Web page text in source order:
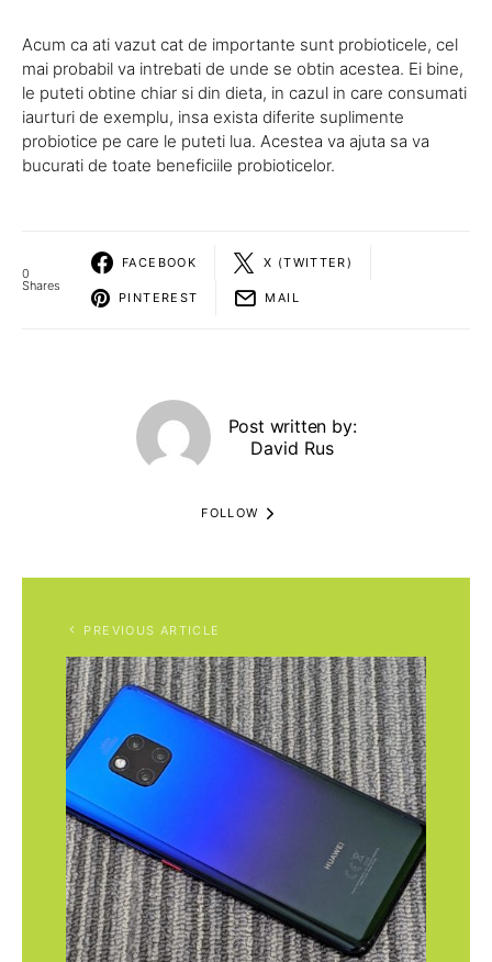
Acum ca ati vazut cat de importante sunt probioticele, cel
mai probabil va intrebati de unde se obtin acestea. Ei bine,
le puteti obtine chiar si din dieta, in cazul in care consumati
iaurturi de exemplu, insa exista diferite suplimente
probiotice pe care le puteti lua. Acestea va ajuta sa va
bucurati de toate beneficiile probioticelor.
0
Shares
FACEBOOK X (TWITTER)
PINTEREST MAIL
Post written by:
David Rus
FOLLOW
PREVIOUS ARTICLE